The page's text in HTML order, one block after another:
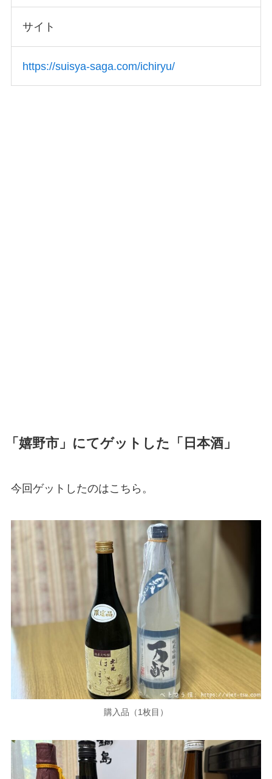
サイト
https://suisya-saga.com/ichiryu/
「嬉野市」にてゲットした「日本酒」
今回ゲットしたのはこちら。
購入品（1枚目）